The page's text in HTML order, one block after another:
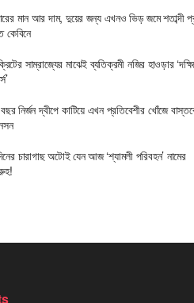
মান আর দাম, দুয়ের জন্য এখনও ভিড় জমে শতাব্দী
কেবিনে
সাম্রাজ্যের মাঝেই ব্যতিক্রমী নজির হাওড়ার
নির্জন দ্বীপে কাটিয়ে এখন প্রতিবেশীর খোঁজে
চারাগাছ অটোই যেন আজ ‘শ্যামলী পরিবহন’ নামের